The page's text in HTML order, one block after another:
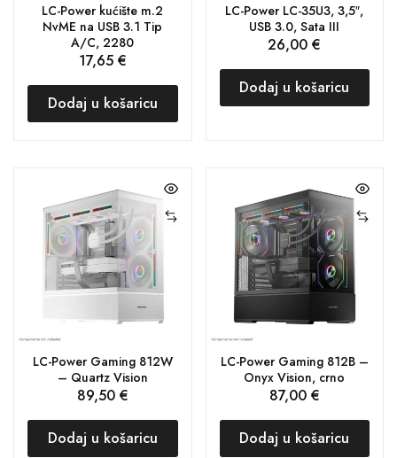
LC-Power kućište m.2
NvME na USB 3.1 Tip
A/C, 2280
17,65 €
Dodaj u košaricu
LC-Power LC-35U3, 3,5″,
USB 3.0, Sata III
26,00€
Dodaj u košaricu
LC-Power Gaming 812W
– Quartz Vision
89,50 €
Dodaj u košaricu
LC-Power Gaming 812B –
Onyx Vision, crno
87,00 €
Dodaj u košaricu